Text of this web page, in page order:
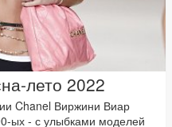
лето 2022
Chanel Виржини Виар
ых - с улыбками моделей